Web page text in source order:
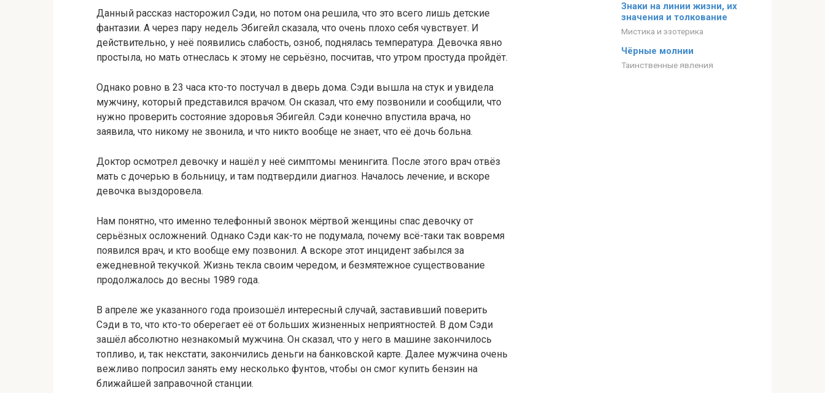
Данный рассказ насторожил Сэди, но потом она решила, что это всего лишь детские
фантазии. А через пару недель Эбигейл сказала, что очень плохо себя чувствует. И
действительно, у неё появились слабость, озноб, поднялась температура. Девочка явно
простыла, но мать отнеслась к этому не серьёзно, посчитав, что утром простуда пройдёт.
Однако ровно в 23 часа кто-то постучал в дверь дома. Сэди вышла на стук и увидела
мужчину, который представился врачом. Он сказал, что ему позвонили и сообщили, что
нужно проверить состояние здоровья Эбигейл. Сэди конечно впустила врача, но
заявила, что никому не звонила, и что никто вообще не знает, что её дочь больна.
Доктор осмотрел девочку и нашёл у неё симптомы менингита. После этого врач отвёз
мать с дочерью в больницу, и там подтвердили диагноз. Началось лечение, и вскоре
девочка выздоровела.
Нам понятно, что именно телефонный звонок мёртвой женщины спас девочку от
серьёзных осложнений. Однако Сэди как-то не подумала, почему всё-таки так вовремя
появился врач, и кто вообще ему позвонил. А вскоре этот инцидент забылся за
ежедневной текучкой. Жизнь текла своим чередом, и безмятежное существование
продолжалось до весны 1989 года.
В апреле же указанного года произошёл интересный случай, заставивший поверить
Сэди в то, что кто-то оберегает её от больших жизненных неприятностей. В дом Сэди
зашёл абсолютно незнакомый мужчина. Он сказал, что у него в машине закончилось
топливо, и, так некстати, закончились деньги на банковской карте. Далее мужчина очень
вежливо попросил занять ему несколько фунтов, чтобы он смог купить бензин на
ближайшей заправочной станции.
Знаки на линии жизни, их
значения и толкование
Мистика и эзотерика
Чёрные молнии
Таинственные явления